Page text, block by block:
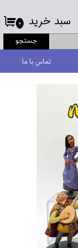
جستجو
۰ سبد خرید
تماس با ما